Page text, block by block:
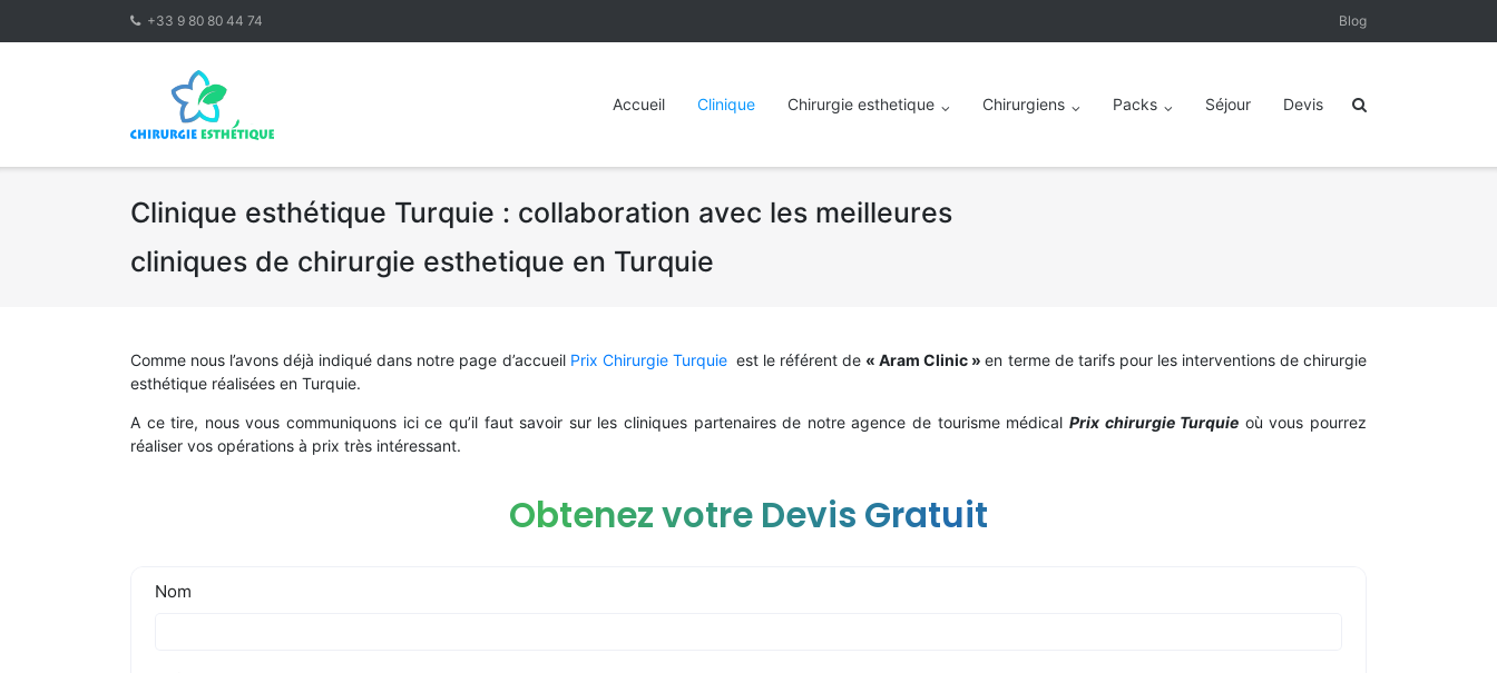
+33 9 80 80 44 74 Blog
Accueil Clinique Chirurgie esthetique Chirurgiens Packs Séjour Devis
Clinique esthétique Turquie : collaboration avec les meilleures
cliniques de chirurgie esthetique en Turquie
Comme nous l’avons déjà indiqué dans notre page d’accueil Prix Chirurgie Turquie est le référent de « Aram Clinic »en terme de tarifs pour les interventions de chirurgie
esthétique réalisées en Turquie.
A ce tire, nous vous communiquons ici ce qu’il faut savoir sur les cliniques partenaires de notre agence de tourisme médical Prix chirurgie Turquie où vous pourrez
réaliser vos opérations à prix très intéressant.
Obtenez votre Devis Gratuit